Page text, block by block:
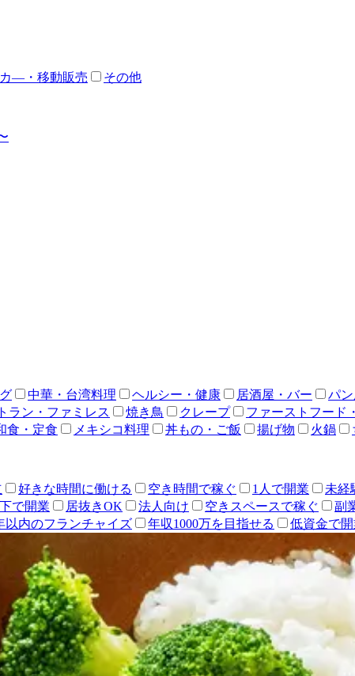
―・移動販売 その他
中華・台湾料理 ヘルシー・健康 居酒屋・バー パ
ラン・ファミレス 焼き鳥 クレープ ファーストフード
食・定食 メキシコ料理 丼もの・ご飯 揚げ物 火鍋
好きな時間に働ける 空き時間で稼ぐ 1人で開業 未経
で開業 居抜きOK 法人向け 空きスペースで稼ぐ 副
以内のフランチャイズ 年収1000万を目指せる 低資金で開